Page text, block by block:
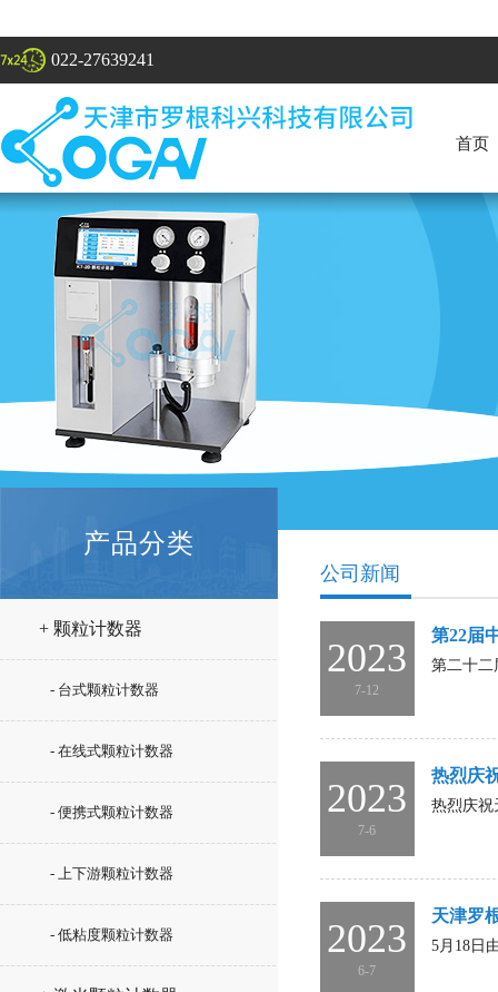
022-27639241
首页
产品分类
+ 颗粒计数器
- 台式颗粒计数器
- 在线式颗粒计数器
- 便携式颗粒计数器
- 上下游颗粒计数器
- 低粘度颗粒计数器
公司新闻
2023
7-12
第22届
第二十二
2023
7-6
热烈庆
热烈庆祝
2023
6-7
天津罗
5月18日